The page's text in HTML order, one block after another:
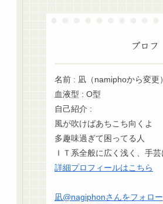
プロフ
名前 : 凪（namiphoから変更）
血液型 : O型
自己紹介 :
風が吹けばあちこち向くよ
多趣味過ぎて困ってる人
ＩＴ系全般に広く浅く、手芸
詳細プロフィールはこちら
凪@nagiphonさんをフォロー